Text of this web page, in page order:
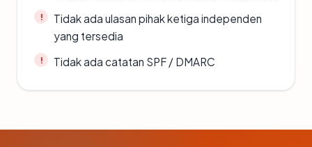
Tidak ada ulasan pihak ketiga independen
yang tersedia
Tidak ada catatan SPF / DMARC